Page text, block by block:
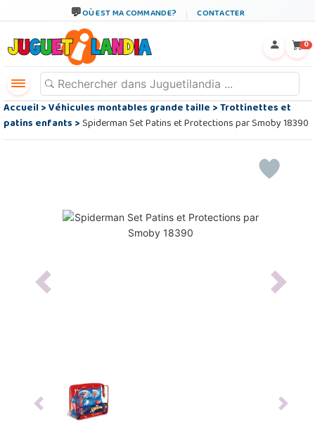
OÙ EST MA COMMANDE? CONTACTER
0
Accueil>Véhicules montables grande taille>Trottinettes et
patins enfants>Spiderman Set Patins et Protections par Smoby 18390
Previous Next
Previous Next